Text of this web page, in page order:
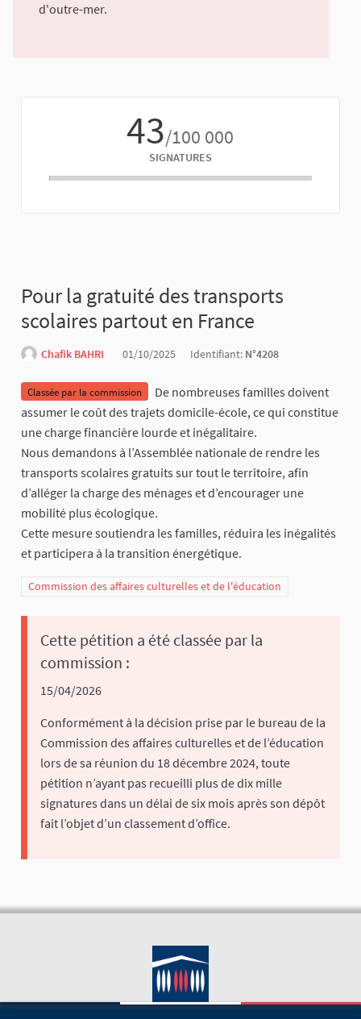
d'outre-mer.
43/100 000
SIGNATURES
Pour la gratuité des transports
scolaires partout en France
Chafik BAHRI 01/10/2025 Identifiant: N°4208
Classée par la commission
De nombreuses familles doivent
assumer le coût des trajets domicile-école, ce qui constitue
une charge financière lourde et inégalitaire.
Nous demandons à l’Assemblée nationale de rendre les
transports scolaires gratuits sur tout le territoire, afin
d’alléger la charge des ménages et d’encourager une
mobilité plus écologique.
Cette mesure soutiendra les familles, réduira les inégalités
et participera à la transition énergétique.
Commission des affaires culturelles et de l'éducation
Cette pétition a été classée par la
commission :
15/04/2026
Conformément à la décision prise par le bureau de la
Commission des affaires culturelles et de l’éducation
lors de sa réunion du 18 décembre 2024, toute
pétition n’ayant pas recueilli plus de dix mille
signatures dans un délai de six mois après son dépôt
fait l’objet d’un classement d’office.